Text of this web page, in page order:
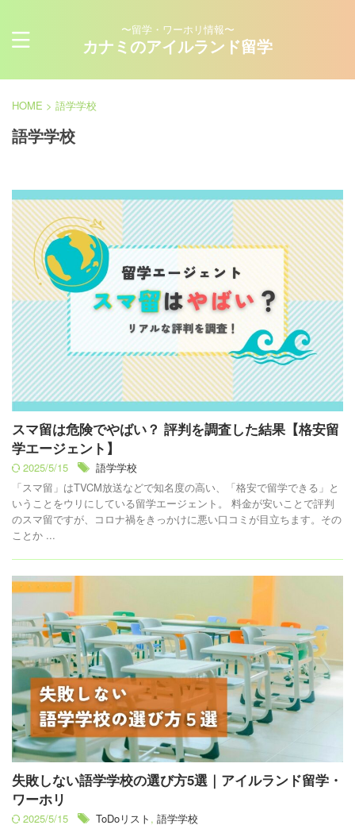
〜留学・ワーホリ情報〜
カナミのアイルランド留学
HOME > 語学学校
語学学校
スマ留は危険でやばい？ 評判を調査した結果【格安留
学エージェント】
2025/5/15
語学学校
「スマ留」はTVCM放送などで知名度の高い、「格安で留学できる」と
いうことをウリにしている留学エージェント。 料金が安いことで評判
のスマ留ですが、コロナ禍をきっかけに悪い口コミが目立ちます。その
ことか ...
失敗しない語学学校の選び方5選｜アイルランド留学・
ワーホリ
2025/5/15 ToDoリスト , 語学学校